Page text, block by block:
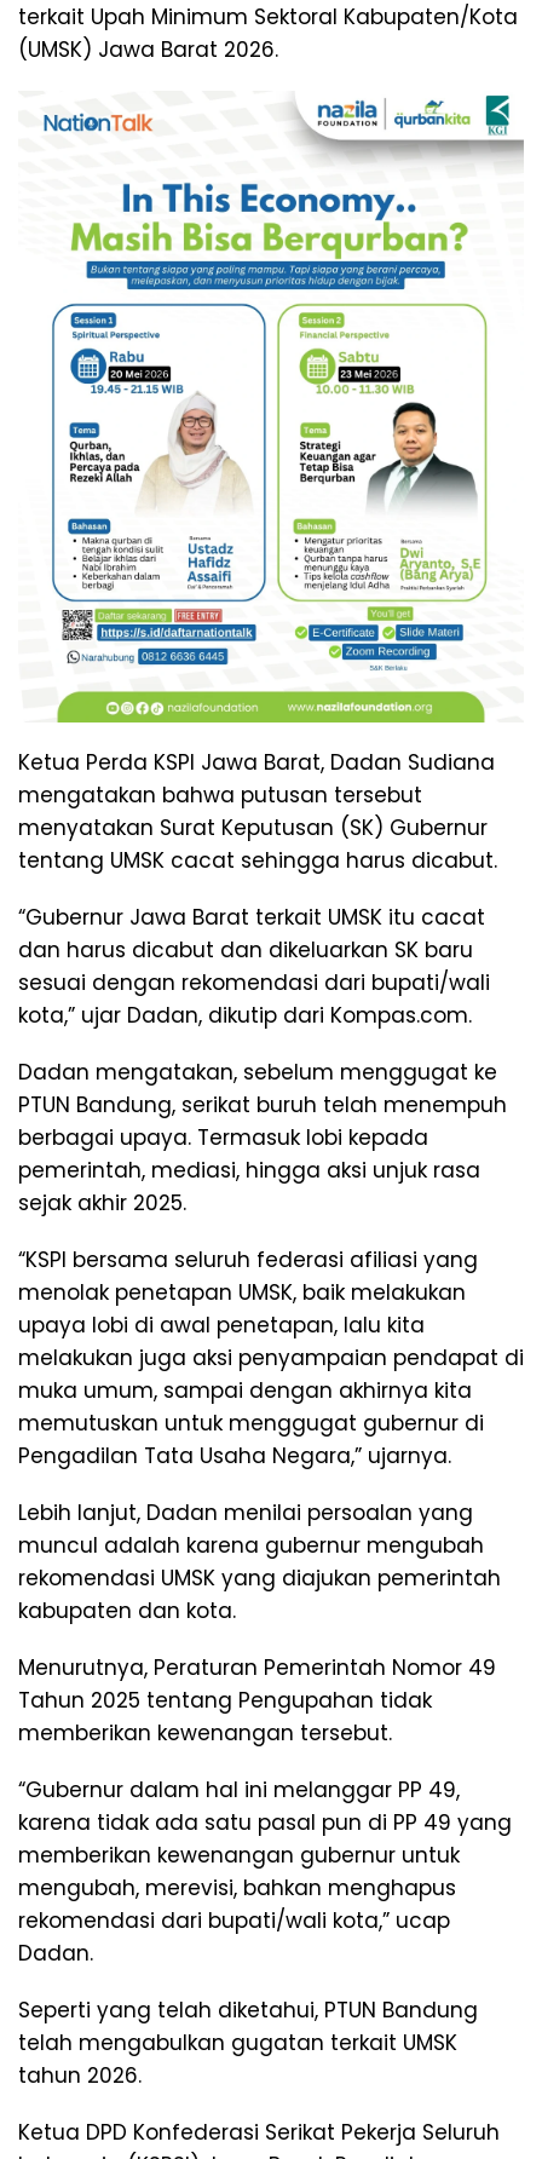
terkait Upah Minimum Sektoral Kabupaten/Kota
(UMSK) Jawa Barat 2026.
Ketua Perda KSPI Jawa Barat, Dadan Sudiana
mengatakan bahwa putusan tersebut
menyatakan Surat Keputusan (SK) Gubernur
tentang UMSK cacat sehingga harus dicabut.
“Gubernur Jawa Barat terkait UMSK itu cacat
dan harus dicabut dan dikeluarkan SK baru
sesuai dengan rekomendasi dari bupati/wali
kota,” ujar Dadan, dikutip dari Kompas.com.
Dadan mengatakan, sebelum menggugat ke
PTUN Bandung, serikat buruh telah menempuh
berbagai upaya. Termasuk lobi kepada
pemerintah, mediasi, hingga aksi unjuk rasa
sejak akhir 2025.
“KSPI bersama seluruh federasi afiliasi yang
menolak penetapan UMSK, baik melakukan
upaya lobi di awal penetapan, lalu kita
melakukan juga aksi penyampaian pendapat di
muka umum, sampai dengan akhirnya kita
memutuskan untuk menggugat gubernur di
Pengadilan Tata Usaha Negara,” ujarnya.
Lebih lanjut, Dadan menilai persoalan yang
muncul adalah karena gubernur mengubah
rekomendasi UMSK yang diajukan pemerintah
kabupaten dan kota.
Menurutnya, Peraturan Pemerintah Nomor 49
Tahun 2025 tentang Pengupahan tidak
memberikan kewenangan tersebut.
“Gubernur dalam hal ini melanggar PP 49,
karena tidak ada satu pasal pun di PP 49 yang
memberikan kewenangan gubernur untuk
mengubah, merevisi, bahkan menghapus
rekomendasi dari bupati/wali kota,” ucap
Dadan.
Seperti yang telah diketahui, PTUN Bandung
telah mengabulkan gugatan terkait UMSK
tahun 2026.
Ketua DPD Konfederasi Serikat Pekerja Seluruh